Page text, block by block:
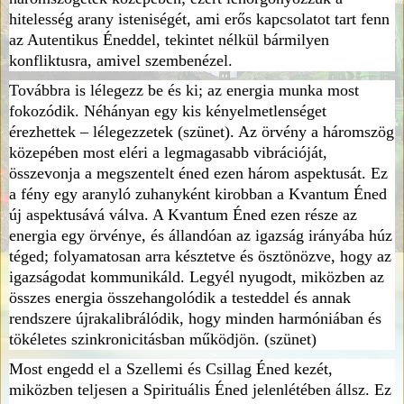
hitelesség arany isteniségét, ami erős kapcsolatot tart fenn
az Autentikus Éneddel, tekintet nélkül bármilyen
konfliktusra, amivel szembenézel.
Továbbra is lélegezz be és ki; az energia munka most
fokozódik. Néhányan egy kis kényelmetlenséget
érezhettek – lélegezzetek (szünet). Az örvény a háromszög
közepében most eléri a legmagasabb vibrációját,
összevonja a megszentelt éned ezen három aspektusát. Ez
a fény egy aranyló zuhanyként kirobban a Kvantum Éned
új aspektusává válva. A Kvantum Éned ezen része az
energia egy örvénye, és állandóan az igazság irányába húz
téged; folyamatosan arra késztetve és ösztönözve, hogy az
igazságodat kommunikáld. Legyél nyugodt, miközben az
összes energia összehangolódik a testeddel és annak
rendszere újrakalibrálódik, hogy minden harmóniában és
tökéletes szinkronicitásban működjön. (szünet)
Most engedd el a Szellemi és Csillag Éned kezét,
miközben teljesen a Spirituális Éned jelenlétében állsz. Ez